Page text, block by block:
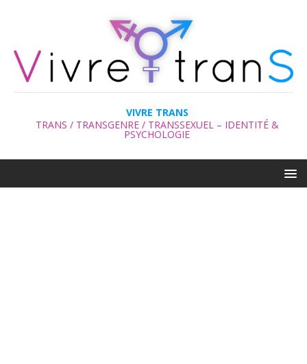
VIVRE TRANS
TRANS / TRANSGENRE / TRANSSEXUEL – IDENTITÉ &
PSYCHOLOGIE